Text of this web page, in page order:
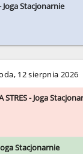
Joga Stacjonarnie
12 sierpnia 2026
STRES - Joga
Stacjonarnie